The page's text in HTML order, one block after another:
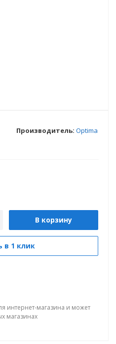
Производитель: Optima
В корзину
в 1 клик
интернет-магазина и может
магазинах